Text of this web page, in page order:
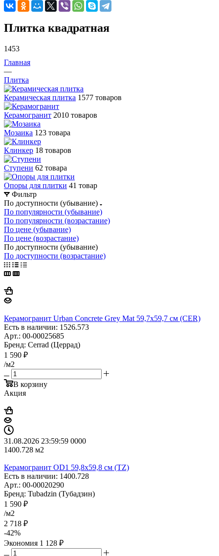
Плитка квадратная
1453
Главная
—
Плитка
Керамическая плитка 1577 товаров
Керамогранит 2010 товаров
Мозаика 123 товара
Клинкер 18 товаров
Ступени 62 товара
Опоры для плитки 41 товар
Фильтр
По доступности (убывание)
По популярности (убывание)
По популярности (возрастание)
По цене (убывание)
По цене (возрастание)
По доступности (убывание)
По доступности (возрастание)
Керамогранит Urban Concrete Grey Mat 59,7x59,7 см (CER)
Есть в наличии: 1526.573
Арт.: 00-00025685
Бренд: Cerrad (Церрад)
1 590 ₽
/м2
В корзину
Акция
31.08.2026 23:59:59 0000
1400.728 м2
Керамогранит OD1 59,8x59,8 см (TZ)
Есть в наличии: 1400.728
Арт.: 00-00020290
Бренд: Tubadzin (Тубадзин)
1 590 ₽
/м2
2 718 ₽
-42%
Экономия 1 128 ₽